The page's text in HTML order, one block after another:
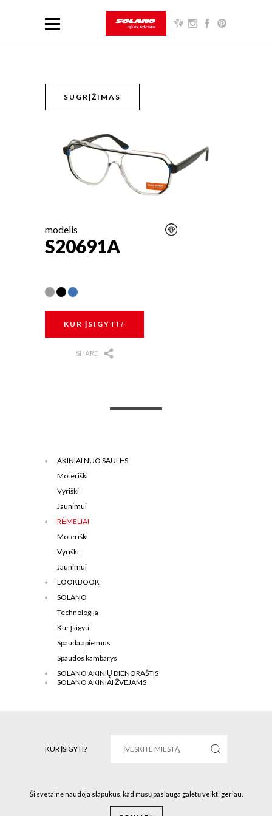
SUGRĮŽIMAS
modelis
S20691A
KUR ĮSIGYTI?
SHARE
AKINIAI NUO SAULĖS
Moteriški
Vyriški
Jaunimui
RĖMELIAI
Moteriški
Vyriški
Jaunimui
LOOKBOOK
SOLANO
Technologija
Kur įsigyti
Spauda apie mus
Spaudos kambarys
SOLANO AKINIŲ DIENORAŠTIS
SOLANO AKINIAI ŽVEJAMS
KUR ĮSIGYTI?
Solano © 2016 Visos teisės saugomos.
Ši svetainė naudoja slapukus, kad mūsų paslauga galėtų veikti geriau.